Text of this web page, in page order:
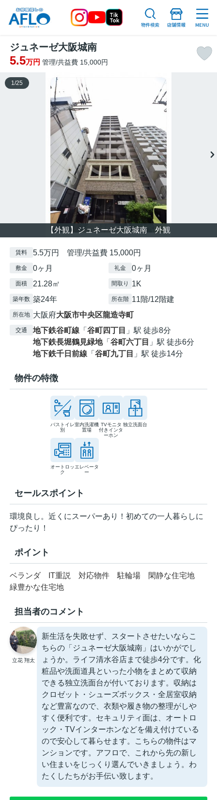
ジュネーゼ大阪城南
5.5万円 管理/共益費 15,000円
【外観】ジュネーゼ大阪城南 外観
1 /25
賃料 5.5万円 管理/共益費 15,000円
敷金 0ヶ月 礼金 0ヶ月
面積 21.28㎡ 間取り 1K
築年数 築24年 所在階 11階/12階建
所在地 大阪府大阪市中央区龍造寺町
交通 地下鉄谷町線 「 谷町四丁目 」駅 徒歩8分
地下鉄長堀鶴見緑地「 谷町六丁目 」駅 徒歩6分
地下鉄千日前線 「 谷町九丁目 」駅 徒歩14分
物件の特徴
バストイレ
別
室内洗濯機
置場
TVモニタ
付きインタ
ーホン
独立洗面台
オートロッ
ク
エレベータ
ー
セールスポイント
環境良し。近くにスーパーあり！初めての一人暮らしに
ぴったり！
ポイント
ベランダ IT重説 対応物件 駐輪場
閑静な住宅地
緑豊かな住宅地
担当者のコメント
立花 翔太
新生活を失敗せず、スタートさせたいならこ
ちらの「ジュネーゼ大阪城南」はいかがでし
ょうか。ライフ清水谷店まで徒歩4分です。化
粧品や洗面道具といった小物をまとめて収納
できる独立洗面台が付いております。収納は
クロゼット・シューズボックス・全居室収納
など豊富なので、衣類や履き物の整理がしや
すく便利です。セキュリティ面は、オートロ
ック・TVインターホンなどを備え付けている
ので安心して暮らせます。こちらの物件はマ
ンションです。アフロで、これから先の新し
い住まいをじっくり選んでいきましょう。わ
たくしたちがお手伝い致します。